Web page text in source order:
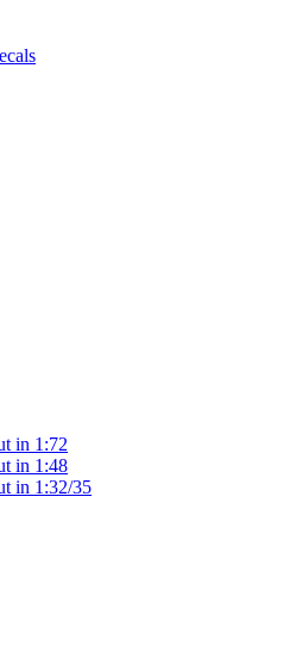
in 1:72
in 1:48
in 1:32/35